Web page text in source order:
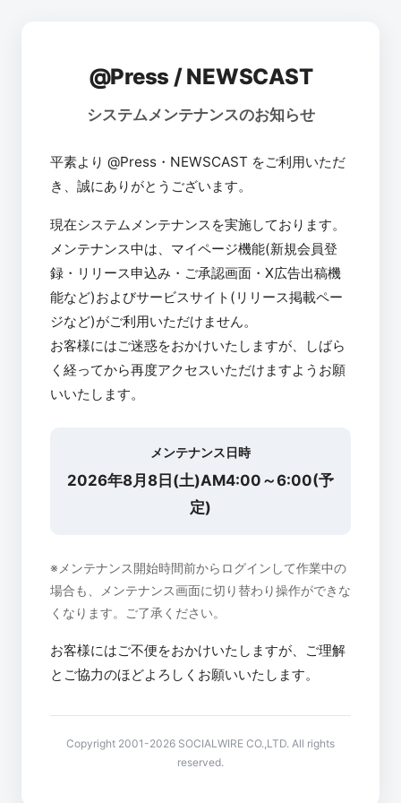
@Press / NEWSCAST
システムメンテナンスのお知らせ
平素より @Press・NEWSCAST をご利用いただ
き、誠にありがとうございます。
現在システムメンテナンスを実施しております。
メンテナンス中は、マイページ機能(新規会員登
録・リリース申込み・ご承認画面・X広告出稿機
能など)およびサービスサイト(リリース掲載ペー
ジなど)がご利用いただけません。
お客様にはご迷惑をおかけいたしますが、しばら
く経ってから再度アクセスいただけますようお願
いいたします。
メンテナンス日時
2026年8月8日(土)AM4:00～6:00(予
定)
※メンテナンス開始時間前からログインして作業中の
場合も、メンテナンス画面に切り替わり操作ができな
くなります。ご了承ください。
お客様にはご不便をおかけいたしますが、ご理解
とご協力のほどよろしくお願いいたします。
Copyright 2001-2026 SOCIALWIRE CO.,LTD. All rights
reserved.